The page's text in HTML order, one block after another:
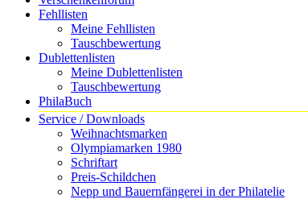
Fehllisten
Meine Fehllisten
Tauschbewertung
Dublettenlisten
Meine Dublettenlisten
Tauschbewertung
PhilaBuch
Service / Downloads
Weihnachtsmarken
Olympiamarken 1980
Schriftart
Preis-Schildchen
Nepp und Bauernfängerei in der Philatelie